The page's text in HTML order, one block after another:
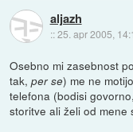
aljazh
::25. apr 2005,
Osebno mi zasebnost
tak,per se) me ne
telefona (bodisi
storitve ali želi od mene